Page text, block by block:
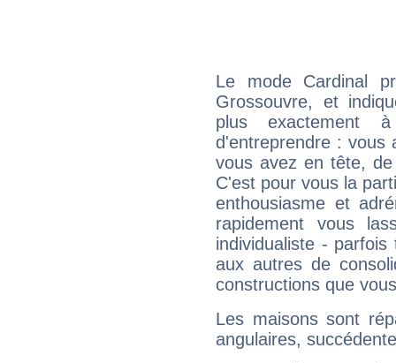
Le mode Cardinal
Grossouvre, et
plus exactement
d'entreprendre :
vous avez en tête,
C'est pour vous la
enthousiasme et
rapidement vous
individualiste -
aux autres de
constructions que
Les maisons sont
angulaires,